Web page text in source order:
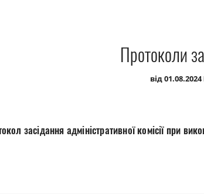
Протоколи
від
засідання адміністративної комісії при